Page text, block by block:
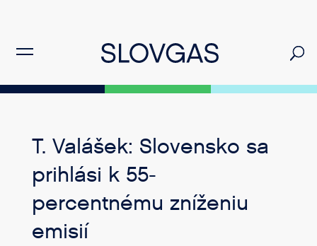
T. Valášek: Slovensko sa
prihlási k 55-
percentnému zníženiu
emisií